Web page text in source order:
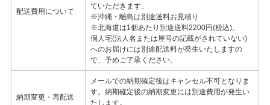
配送費用について
ていただきます。
※沖縄・離島は別途送料お見積り
※北海道は1個あたり別途送料2200円(税込)。
個人宅(法人名または屋号の記載がされていない)
へのお届けには別途配送料が発生いたしますの
で、予めご了承ください。
納期変更・再配送
メールでの納期確定後はキャンセル不可となりま
す。納期確定後の納期変更には別途費用が発生い
たします。